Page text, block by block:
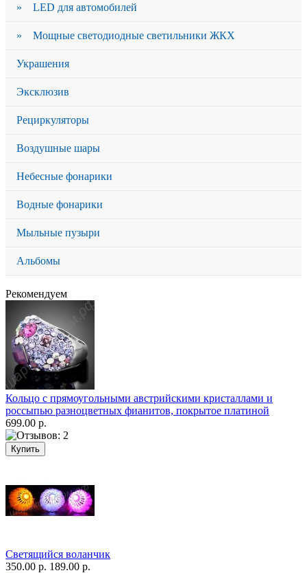
» LED для автомобилей
» Мощные светодиодные светильники ЖКХ
Украшения
Эксклюзив
Рециркуляторы
Воздушные шары
Небесные фонарики
Водные фонарики
Мыльные пузыри
Альбомы
Рекомендуем
Кольцо с прямоугольными австрийскими кристаллами и
россыпью разноцветных фианитов, покрытое платиной
699.00 р.
Светящийся воланчик
350.00 р. 189.00 р.